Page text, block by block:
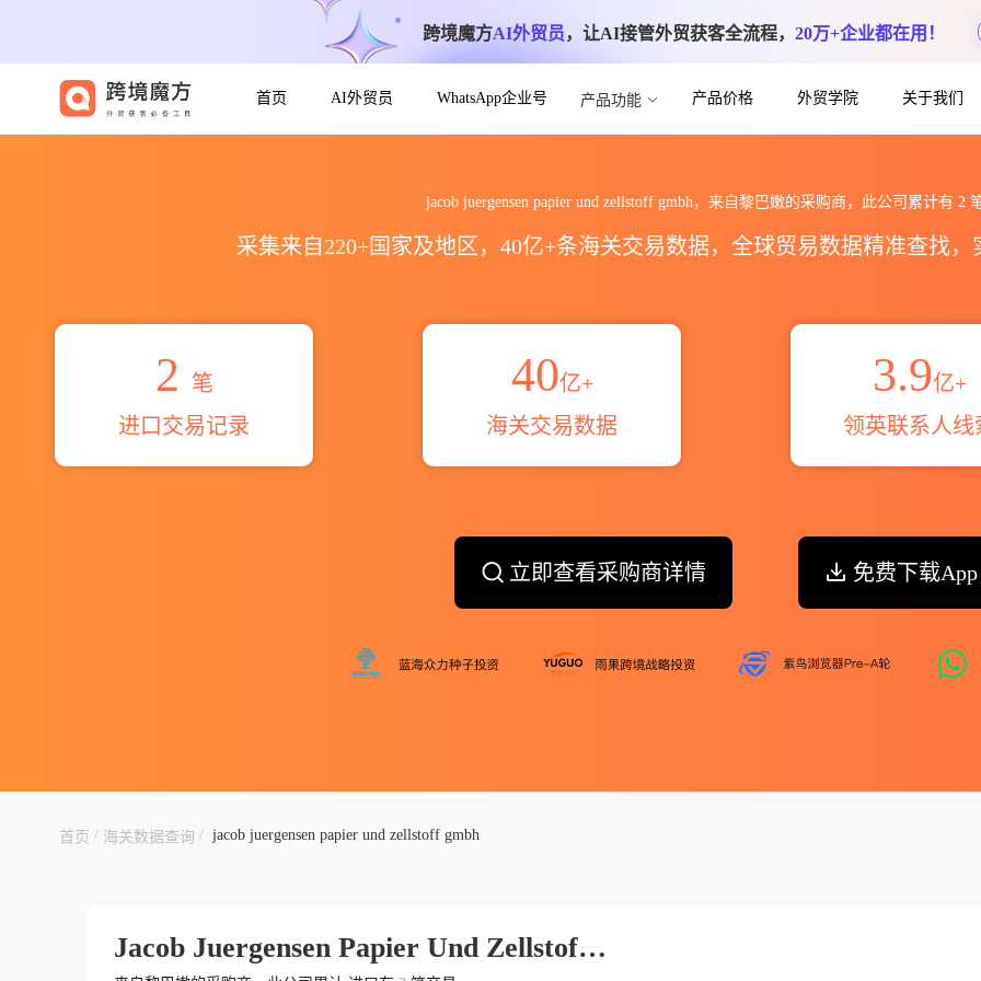
跨境魔方AI外贸员，让AI接管外贸获客全流程， 20万+企业都在用！
首页 AI外贸员 WhatsApp企业号 产品功能 产品价格 外贸学院 关于我们
jacob juergensen papier und zellstoff gmbh，来自黎巴嫩的采购商，此公司累计有 2
采集来自220+国家及地区，40亿+条海关交易数据，全球贸易数据精准查找
2
笔
进口交易记录
40亿+
海关交易数据
3.9亿+
领英联系人线
立即查看采购商详情 免费下载App
首页 / 海关数据查询 / jacob juergensen papier und zellstoff gmbh
Jacob Juergensen Papier Und Zellstoff Gmbh